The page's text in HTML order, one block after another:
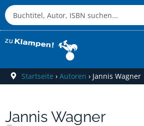
Startseite › Autoren › Jannis Wagner
Jannis Wagner